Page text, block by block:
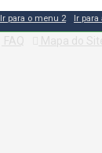
Ir para o menu 2 Ir para
FAQ Mapa do